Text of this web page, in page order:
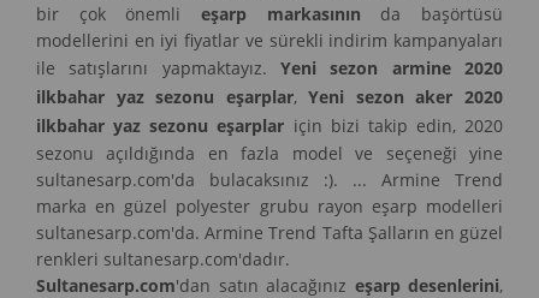
bir çok önemli eşarp markasının da başörtüsü
modellerini en iyi fiyatlar ve sürekli indirim kampanyaları
ile satışlarını yapmaktayız. Yeni sezon armine 2020
ilkbahar yaz sezonu eşarplar,Yeni sezon aker 2020
ilkbahar yaz sezonu eşarplar için bizi takip edin, 2020
sezonu açıldığında en fazla model ve seçeneği yine
sultanesarp.com'da bulacaksınız :). ... Armine Trend
marka en güzel polyester grubu rayon eşarp modelleri
sultanesarp.com'da. Armine Trend Tafta Şalların en güzel
renkleri sultanesarp.com'dadır.
Sultanesarp.com'dan satın alacağınız eşarp desenlerini,